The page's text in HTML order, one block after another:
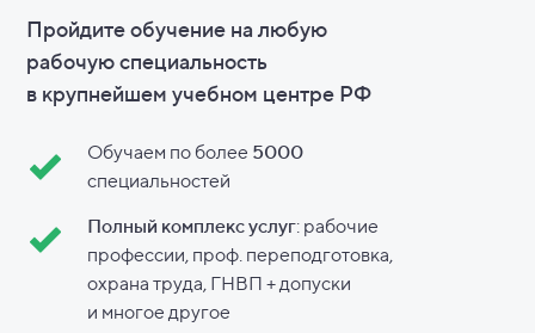
Пройдите обучение на любую
рабочую специальность
в крупнейшем учебном центре РФ
Обучаем по более 5000
специальностей
Полный комплекс услуг: рабочие
профессии, проф. переподготовка,
охрана труда, ГНВП + допуски
и многое другое